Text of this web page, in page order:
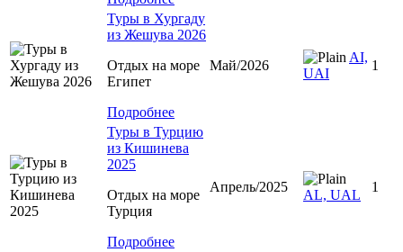
Туры в Хургаду
из Жешува 2026
Отдых на море
Египет
Подробнее
Май/2026
AI,
UAI
1
Туры в Турцию
из Кишинева
2025
Отдых на море
Турция
Подробнее
Апрель/2025
AL, UAL
1